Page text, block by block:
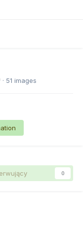
· 51 images
0